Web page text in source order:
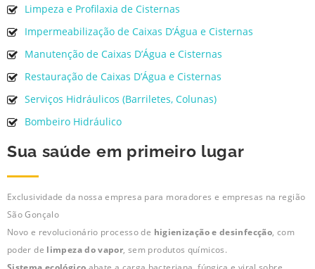
Limpeza e Profilaxia de Cisternas
Impermeabilização de Caixas D’Água e Cisternas
Manutenção de Caixas D’Água e Cisternas
Restauração de Caixas D’Água e Cisternas
Serviços Hidráulicos (Barriletes, Colunas)
Bombeiro Hidráulico
Sua saúde em primeiro lugar
Exclusividade da nossa empresa para moradores e empresas na região
São Gonçalo
Novo e revolucionário processo de higienização e desinfecção, com
poder de limpeza do vapor, sem produtos químicos.